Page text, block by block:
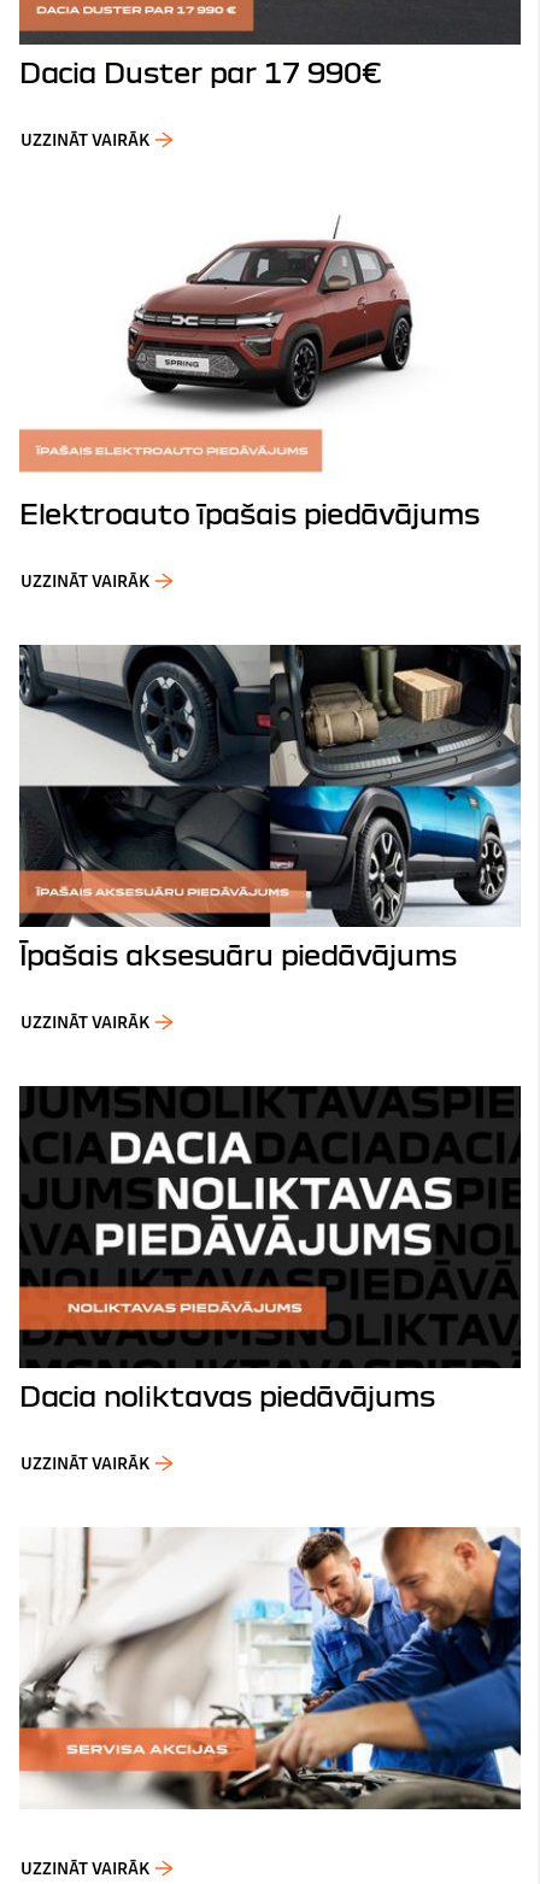
Dacia Duster par 17 990€
UZZINĀT VAIRĀK
Elektroauto īpašais piedāvājums
UZZINĀT VAIRĀK
Īpašais aksesuāru piedāvājums
UZZINĀT VAIRĀK
Dacia noliktavas piedāvājums
UZZINĀT VAIRĀK
UZZINĀT VAIRĀK